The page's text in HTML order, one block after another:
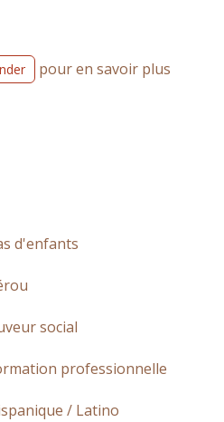
pour en savoir plus
d'enfants
social
professionnelle
/ Latino